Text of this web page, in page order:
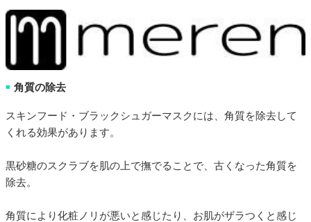
■ 角質の除去
スキンフード・ブラックシュガーマスクには、角質を除去して
くれる効果があります。
黒砂糖のスクラブを肌の上で撫でることで、古くなった角質を
除去。
角質により化粧ノリが悪いと感じたり、お肌がザラつくと感じ